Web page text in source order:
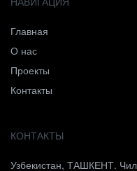
Главная
О нас
Проекты
Контакты
КОНТАКТЫ
Узбекистан, ТАШКЕНТ.